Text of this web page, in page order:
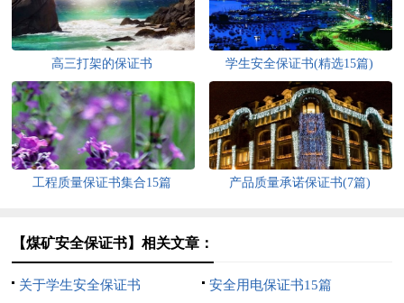
高三打架的保证书 学生安全保证书(精选15篇)
工程质量保证书集合15篇 产品质量承诺保证书(7篇)
【煤矿安全保证书】相关文章：
关于学生安全保证书
安全用电保证书15篇